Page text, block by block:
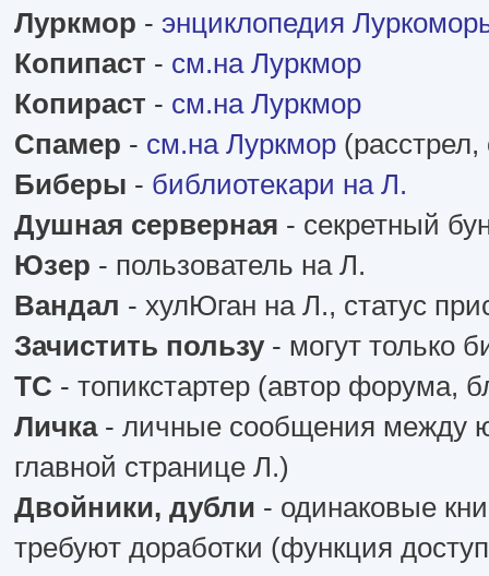
Луркмор - энциклопедия
Копипаст - см.на Луркмор
Копираст - см.на Луркмор
Спамер - см.на Луркмор
Биберы - библиотекари на Л.
Душная серверная - секретный
Юзер - пользователь на Л.
Вандал - хулЮган на Л., статус
Зачистить пользу- могут только
ТС - топикстартер (автор форума,
Личка- личные сообщения между
главной странице Л.)
Двойники, дубли - одинаковые
требуют доработки (функция